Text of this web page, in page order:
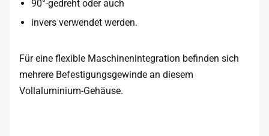
90°-gedreht oder auch
invers verwendet werden.
Für eine flexible Maschinenintegration befinden sich
mehrere Befestigungsgewinde an diesem
Vollaluminium-Gehäuse.